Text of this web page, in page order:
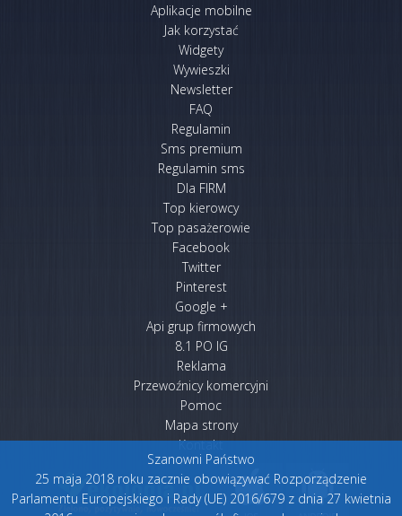
Szanowni Państwo
25 maja 2018 roku zacznie obowiązywać Rozporządzenie
Parlamentu Europejskiego i Rady (UE) 2016/679 z dnia 27 kwietnia
Aplikacje mobilne
Jak korzystać
Widgety
Wywieszki
Newsletter
FAQ
Regulamin
Sms premium
Regulamin sms
Dla FIRM
Top kierowcy
Top pasażerowie
Facebook
Twitter
Pinterest
Google +
Api grup firmowych
8.1 PO IG
Reklama
Przewoźnicy komercyjni
Pomoc
Mapa strony
Kontakt